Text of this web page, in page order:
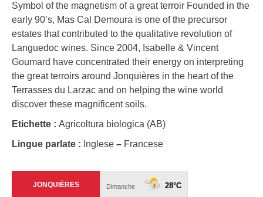
Symbol of the magnetism of a great terroir Founded in the
early 90’s, Mas Cal Demoura is one of the precursor
estates that contributed to the qualitative revolution of
Languedoc wines. Since 2004, Isabelle & Vincent
Goumard have concentrated their energy on interpreting
the great terroirs around Jonquières in the heart of the
Terrasses du Larzac and on helping the wine world
discover these magnificent soils.
Etichette : Agricoltura biologica (AB)
Lingue parlate : Inglese – Francese